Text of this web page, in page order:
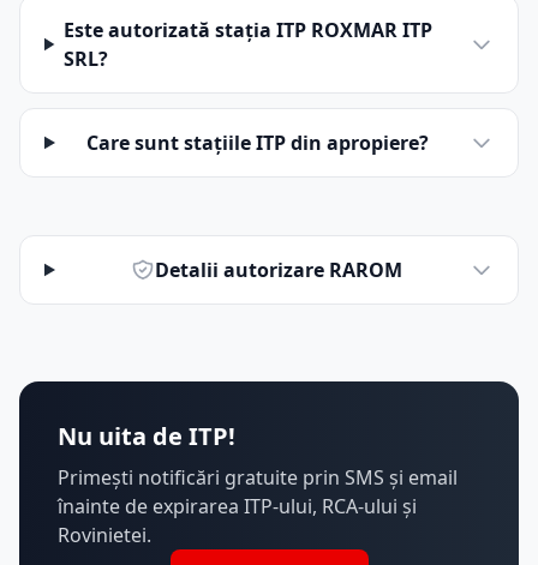
Este autorizată stația ITP ROXMAR ITP
SRL?
Care sunt stațiile ITP din apropiere?
Detalii autorizare RAROM
Nu uita de ITP!
Primești notificări gratuite prin SMS și email
înainte de expirarea ITP-ului, RCA-ului și
Rovinietei.